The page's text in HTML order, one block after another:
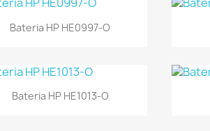
Vista rápida
Bateria HP HE0997-O
Vista rápida
Bateria HP HE1013-O